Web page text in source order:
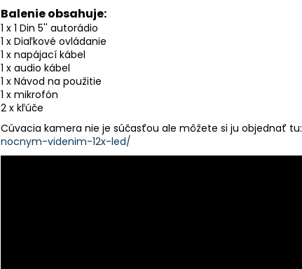
Balenie obsahuje:
1 x 1 Din 5'' autorádio
1 x Diaľkové ovládanie
1 x napájací kábel
1 x audio kábel
1 x Návod na použitie
1 x mikrofón
2 x kľúče
Cúvacia kamera nie je súčasťou ale môžete si ju objednať tu:
nocnym-videnim-12x-led/